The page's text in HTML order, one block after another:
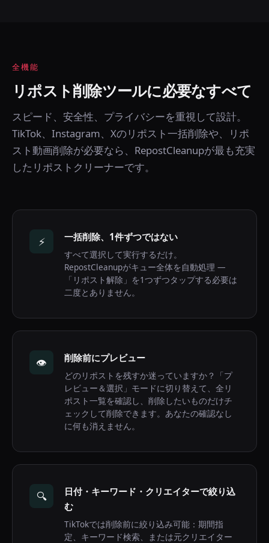
全機能
リポスト削除ツールに必要なすべて
スピード、安全性、プライバシーを重視して設計。
TikTok、Instagram、Xのリポスト一括削除や、リポ
スト動画削除が必要なら、RepostCleanupが最も充実
したリポストクリーナーです。
⚡ 一括削除、1件ずつではない
すべて選択して実行するだけ。
RepostCleanupがキュー全体を自動処理 —
「リポスト解除」を1つずつタップする必要は
二度とありません。
👁️ 削除前にプレビュー
どのリポストを残すか迷っていますか？「プ
レビュー＆選択」モードに切り替えて、全リ
ポスト一覧を確認し、削除したいものだけチ
ェックして削除できます。あなたの確認なし
に何も消えません。
🔍
日付・キーワード・クリエイターで絞り込
む
TikTokでは削除前に絞り込み可能：期間指
定、キーワード検索、または元クリエイター